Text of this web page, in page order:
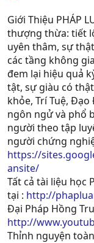
Giới Thiệu PHÁP
thượng thừa: tiết
uyên thâm, sự
các tầng không
đem lại hiệu quả
tật, sự giàu có
khỏe, Trí Tuệ,
ngôn ngử và phổ
người theo tập
người chứng
https://
ansite/
Tất cả tài liệu học
tại : http://
Đại Pháp Hồng
http://
Thỉnh nguyện